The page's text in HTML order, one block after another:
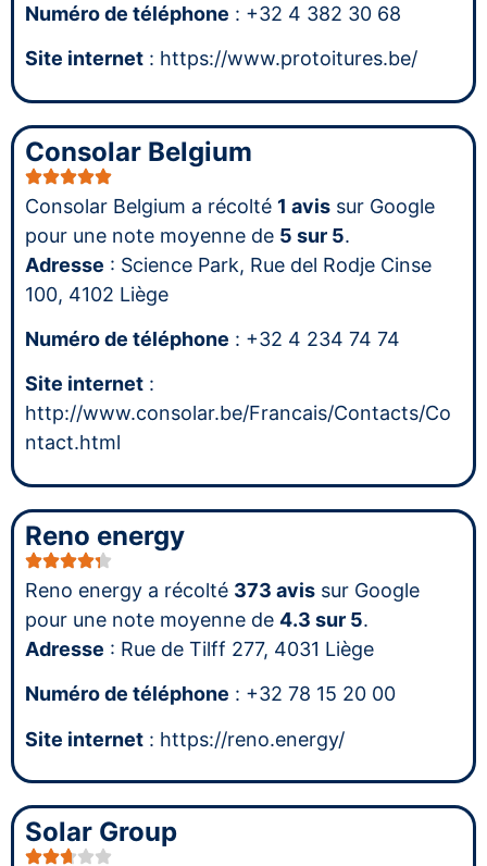
Numéro de téléphone : +32 4 382 30 68
Site internet : https://www.protoitures.be/
Consolar Belgium
Consolar Belgium a récolté 1 avis sur Google
pour une note moyenne de 5 sur 5.
Adresse : Science Park, Rue del Rodje Cinse
100, 4102 Liège
Numéro de téléphone : +32 4 234 74 74
Site internet :
http://www.consolar.be/Francais/Contacts/Co
ntact.html
Reno energy
Reno energy a récolté 373 avis sur Google
pour une note moyenne de 4.3 sur 5.
Adresse : Rue de Tilff 277, 4031 Liège
Numéro de téléphone : +32 78 15 20 00
Site internet : https://reno.energy/
Solar Group